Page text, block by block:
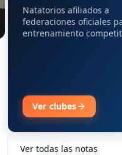
Natatorios afiliados a
federaciones oficiales
entrenamiento
Ver clubes
Ver todas las notas